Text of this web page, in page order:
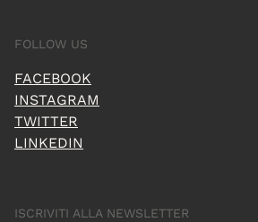
FOLLOW US
FACEBOOK
INSTAGRAM
TWITTER
LINKEDIN
ISCRIVITI ALLA NEWSLETTER